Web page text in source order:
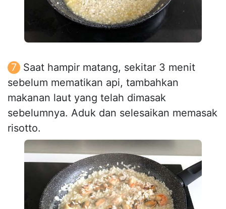
Saat hampir matang, sekitar 3 menit
sebelum mematikan api, tambahkan
makanan laut yang telah dimasak
sebelumnya. Aduk dan selesaikan memasak
risotto.